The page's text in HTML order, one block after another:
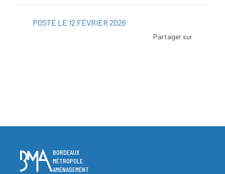
POSTÉ LE 12 FÉVRIER 2026
Twitter
Viadeo
ScoopIt
BORDEAUX
MÉTROPOLE
AMÉNAGEMENT